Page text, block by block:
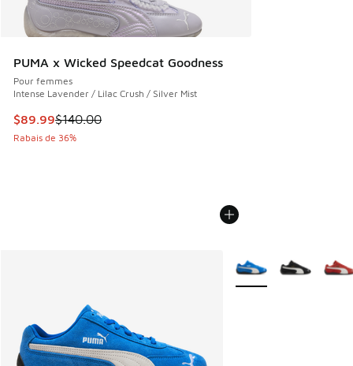
PUMA x Wicked Speedcat Goodness
Pour femmes
Intense Lavender / Lilac Crush / Silver Mist
Cet article est en solde. Le prix est passé de $140.00 à
$89.99$140.00
Rabais de 36%
Plus de couleurs